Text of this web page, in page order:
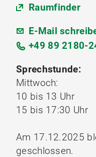
Raumfinder
E-Mail
+49 89 2180-
Sprechstunde:
Mittwoch:
10 bis 13 Uhr
15 bis 17:30 Uhr
Am 17.12.2025
geschlossen.